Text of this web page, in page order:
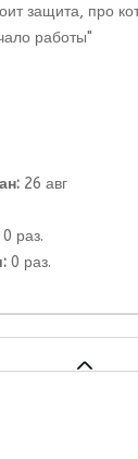
защита, про
работы"
26 авг
0 раз.
0 раз.